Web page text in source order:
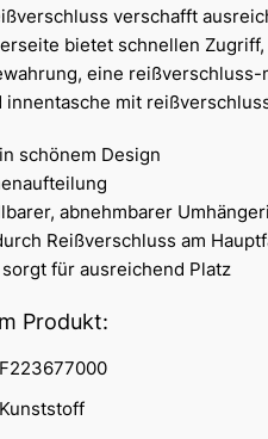
verschafft
bietet schnellen
eine
innentasche mit
schönem Design
abnehmbarer
Reißverschluss am
für ausreichend Platz
Produkt:
F223677000
Kunststoff